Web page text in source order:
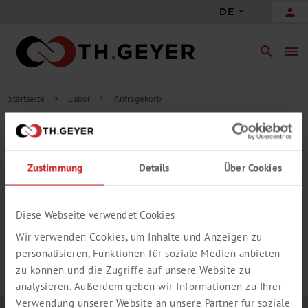
Zustimmung Details Über Cookies
Diese Webseite verwendet Cookies
Wir verwenden Cookies, um Inhalte und Anzeigen zu
personalisieren, Funktionen für soziale Medien anbieten
zu können und die Zugriffe auf unsere Website zu
analysieren. Außerdem geben wir Informationen zu Ihrer
Verwendung unserer Website an unsere Partner für soziale
DE person
search menu
Startseite chevron_right Labor chevron_right Anfragekorb
INHALT ANFRAGEKORB
add_circle_outline Freie Anfrageposition hinzufügen
IHR ANFRAGEKORB IST LEER.